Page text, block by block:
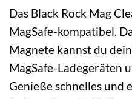
Das Black Rock Mag
MagSafe-kompatibel.
Magnete kannst du
MagSafe-Ladegeräten
Genieße schnelles und